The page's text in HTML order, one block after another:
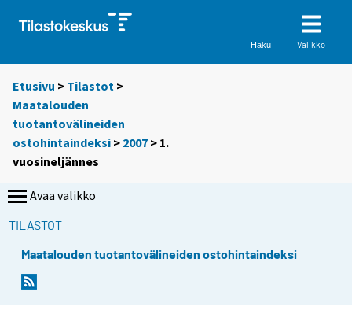
Haku Valikko
Etusivu > Tilastot >
Maatalouden
tuotantovälineiden
ostohintaindeksi > 2007 > 1.
vuosineljännes
Avaa valikko
TILASTOT
Maatalouden tuotantovälineiden ostohintaindeksi